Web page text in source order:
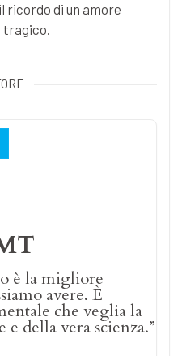
ricordo di un amore
tragico.
è la migliore
avere. È
che veglia la
e della vera scienza.”